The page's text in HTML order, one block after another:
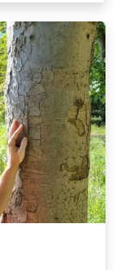
zowel in
maak gebruik
de
de opleiding
lees meer